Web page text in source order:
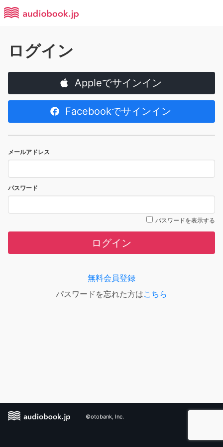
ログイン
Appleでサインイン
Facebookでサインイン
メールアドレス
パスワード
パスワードを表示する
ログイン
無料会員登録
パスワードを忘れた方はこちら
©otobank, Inc.